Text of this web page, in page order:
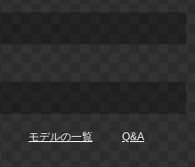
モデルの一覧 Q&A